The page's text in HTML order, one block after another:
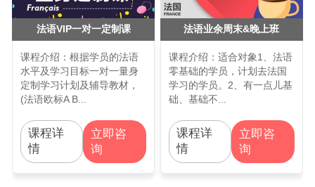
法语VIP一对一定制课
课程介绍：根据学员的法语
水平及学习目标一对一量身
定制学习计划及辅导教材，
(法语欧标A B...
课程详
情
立即咨
询
法语业余周末&晚上班
课程介绍：适合对象1、法语
零基础的学员，计划去法国
学习的学员。2、有一点儿基
础、基础不...
课程详
情
立即咨
询